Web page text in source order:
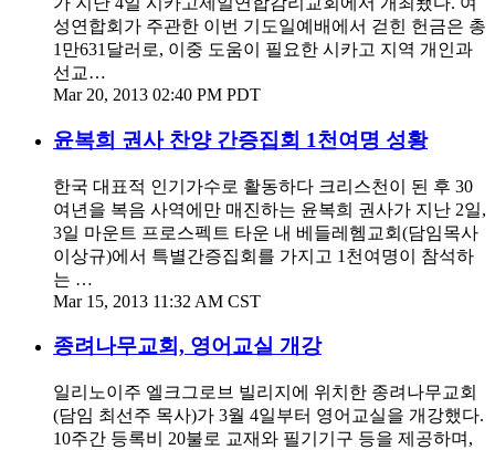
성연합회가 주관한 이번 기도일예배에서 걷힌 헌금은 총
1만631달러로, 이중 도움이 필요한 시카고 지역 개인과
선교…
Mar 20, 2013 02:40 PM PDT
윤복희 권사 찬양 간증집회 1천여명 성황
한국 대표적 인기가수로 활동하다 크리스천이 된 후 30
여년을 복음 사역에만 매진하는 윤복희 권사가 지난 2일,
3일 마운트 프로스펙트 타운 내 베들레헴교회(담임목사
이상규)에서 특별간증집회를 가지고 1천여명이 참석하
는 …
Mar 15, 2013 11:32 AM CST
종려나무교회, 영어교실 개강
일리노이주 엘크그로브 빌리지에 위치한 종려나무교회
(담임 최선주 목사)가 3월 4일부터 영어교실을 개강했다.
10주간 등록비 20불로 교재와 필기기구 등을 제공하며,